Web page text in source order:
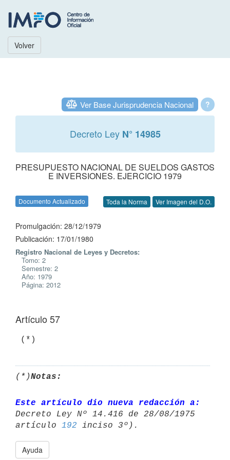
Volver
?
Ver Base Jurisprudencia Nacional
Decreto Ley N° 14985
PRESUPUESTO NACIONAL DE SUELDOS GASTOS
E INVERSIONES. EJERCICIO 1979
Documento Actualizado Toda la Norma Ver Imagen del D.O.
Promulgación: 28/12/1979
Publicación: 17/01/1980
Registro Nacional de Leyes y Decretos:
Tomo: 2
Semestre: 2
Año: 1979
Página: 2012
Artículo 57
(*)Notas:
Este artículo dio nueva redacción a:
Decreto Ley Nº 14.416 de 28/08/1975
artículo 192
Ayuda